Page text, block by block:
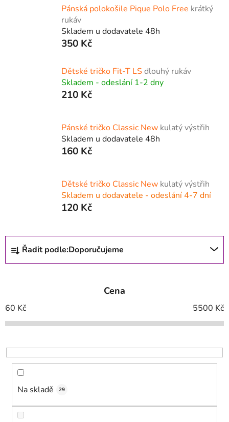
Pánská polokošile Pique Polo Free krátký
rukáv
Skladem u dodavatele 48h
350 Kč
Dětské tričko Fit-T LSdlouhý rukáv
Skladem - odeslání 1-2 dny
210 Kč
Pánské tričko Classic New kulatý výstřih
Skladem u dodavatele 48h
160 Kč
Dětské tričko Classic New kulatý výstřih
Skladem u dodavatele - odeslání 4-7 dní
120 Kč
Ř
z
í
p
o
d
Řadit podle:Doporučujeme
Cena
60 Kč 5500 Kč
Na skladě 29